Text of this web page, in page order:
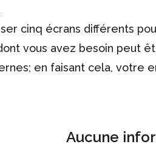
cinq écrans différents
vous avez besoin peut
en faisant cela, votre
Aucune